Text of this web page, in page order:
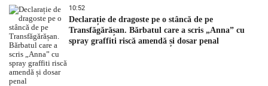
10:52
Declarație de dragoste pe o stâncă de pe
Transfăgărășan. Bărbatul care a scris „Anna” cu
spray graffiti riscă amendă și dosar penal